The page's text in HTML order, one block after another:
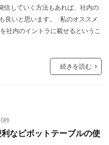
信していく方法もあれば、社内の
良いと思います。 私のオススメ
社内のイントラに載せるというこ
続きを読む
0件
なピボットテーブルの使